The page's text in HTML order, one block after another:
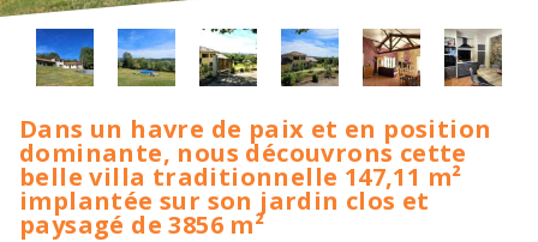
Dans un havre de paix et en position
dominante, nous découvrons cette
belle villa traditionnelle 147,11 m²
implantée sur son jardin clos et
paysagé de 3856 m²